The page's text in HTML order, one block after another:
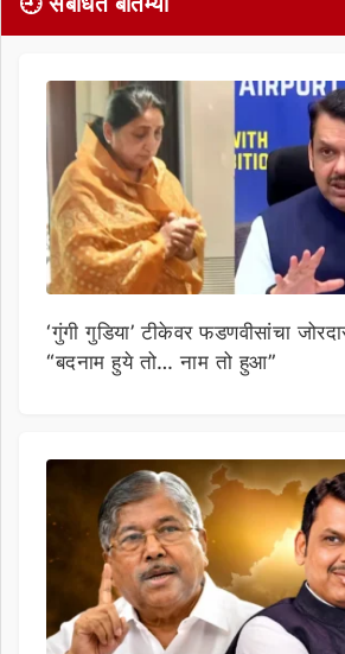
‘गुंगी गुडिया’ टीकेवर फडणवीसांचा
“बदनाम हुये तो… नाम तो हुआ”